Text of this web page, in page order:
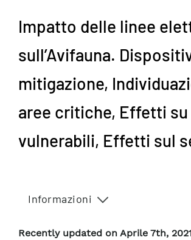
Impatto delle linee
sull’Avifauna.
mitigazione,
aree critiche, Effetti
vulnerabili, Effetti sul
Informazioni
Recently updated on Aprile 7th,